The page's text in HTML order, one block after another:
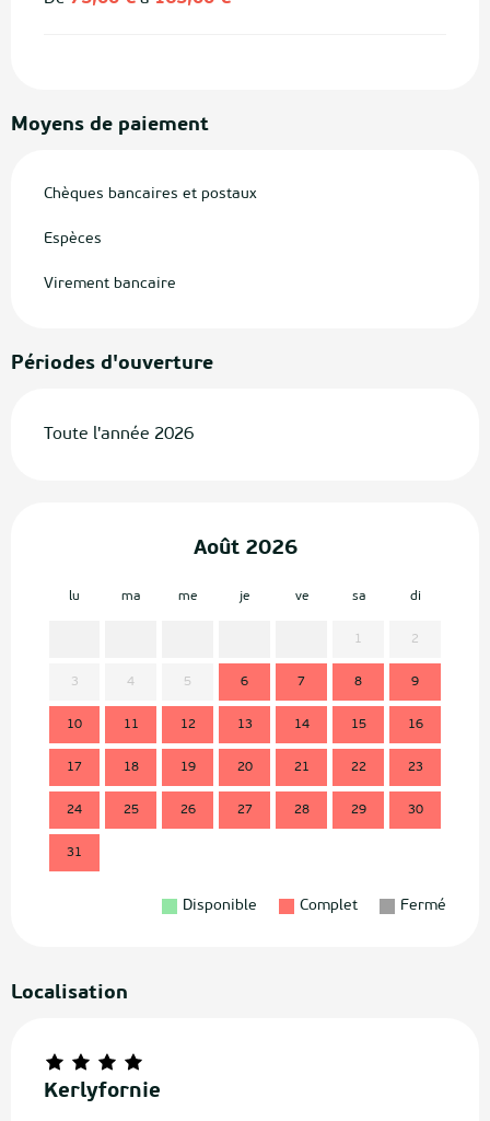
Moyens de paiement
Chèques bancaires et postaux
Espèces
Virement bancaire
Périodes d'ouverture
Toute l'année 2026
Août 2026
lu ma me je ve sa di
1 2
3 4 5 6 7 8 9
10 11 12 13 14 15 16
17 18 19 20 21 22 23
24 25 26 27 28 29 30
31
Disponible Complet Fermé
Localisation
Kerlyfornie